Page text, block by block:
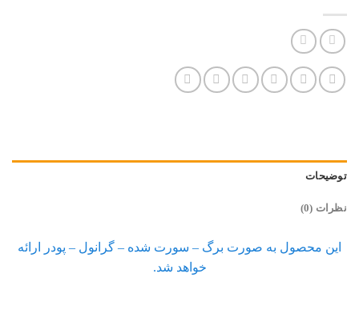
توضیحات
نظرات (0)
این محصول به صورت برگ – سورت شده – گرانول – پودر ارائه
خواهد شد.